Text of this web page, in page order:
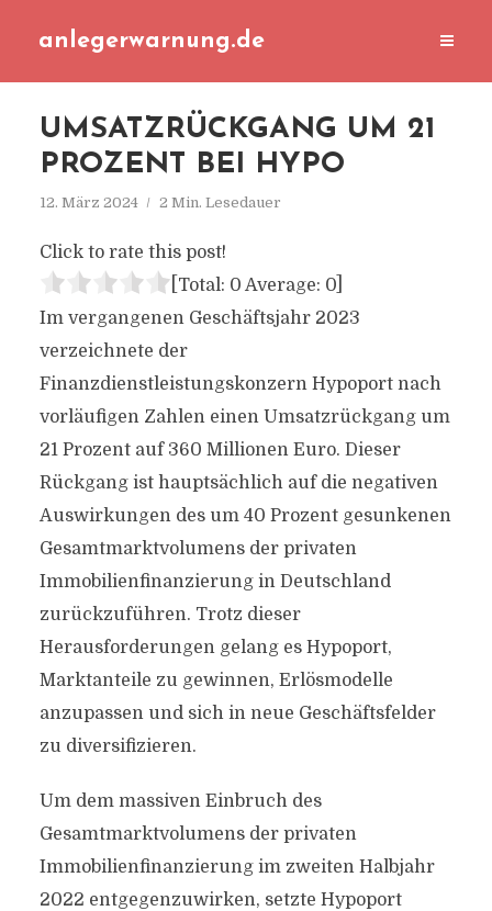
anlegerwarnung.de
UMSATZRÜCKGANG UM 21
PROZENT BEI HYPO
12. März 2024 2 Min. Lesedauer
Click to rate this post!
[Total: 0 Average: 0]
Im vergangenen Geschäftsjahr 2023
verzeichnete der
Finanzdienstleistungskonzern Hypoport nach
vorläufigen Zahlen einen Umsatzrückgang um
21 Prozent auf 360 Millionen Euro. Dieser
Rückgang ist hauptsächlich auf die negativen
Auswirkungen des um 40 Prozent gesunkenen
Gesamtmarktvolumens der privaten
Immobilienfinanzierung in Deutschland
zurückzuführen. Trotz dieser
Herausforderungen gelang es Hypoport,
Marktanteile zu gewinnen, Erlösmodelle
anzupassen und sich in neue Geschäftsfelder
zu diversifizieren.
Um dem massiven Einbruch des
Gesamtmarktvolumens der privaten
Immobilienfinanzierung im zweiten Halbjahr
2022 entgegenzuwirken, setzte Hypoport